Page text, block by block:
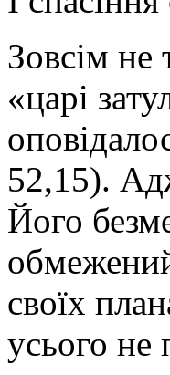
Зовсім не
«царі
52,15).
Його
своїх
усього не